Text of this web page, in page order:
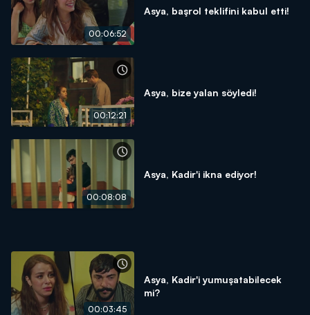
00:06:52
Asya, başrol teklifini kabul etti!
00:12:21
Asya, bize yalan söyledi!
00:08:08
Asya, Kadir'i ikna ediyor!
00:03:45
Asya, Kadir'i yumuşatabilecek
mi?